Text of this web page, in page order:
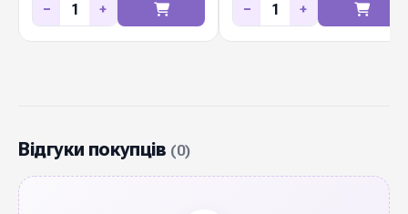
− + − +
Відгуки покупців (0)